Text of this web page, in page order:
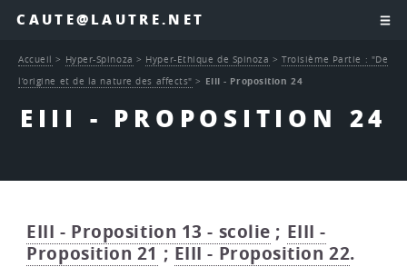
CAUTE@LAUTRE.NET
EIII - PROPOSITION 24
Accueil > Hyper-Spinoza > Hyper-Ethique de Spinoza >Troisième Partie : "De
l’origine et de la nature des affects" > EIII - Proposition 24
EIII - Proposition 13 - scolie ; EIII -
Proposition 21 ; EIII - Proposition 22.